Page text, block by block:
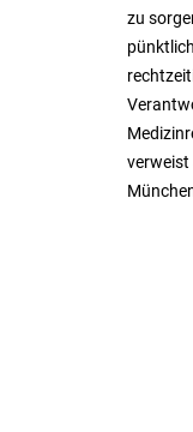
zu
verweist